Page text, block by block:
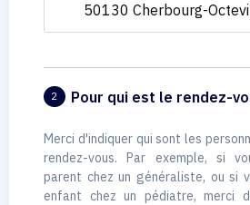
50130 Cherbourg-
2 Pour qui est le rendez-
Merci d'indiquer qui sont les
rendez-vous. Par exemple, si
parent chez un généraliste, ou si
enfant chez un pédiatre, merci